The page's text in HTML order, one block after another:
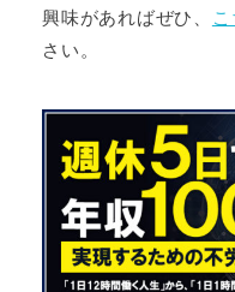
興味があればぜひ、
さい。